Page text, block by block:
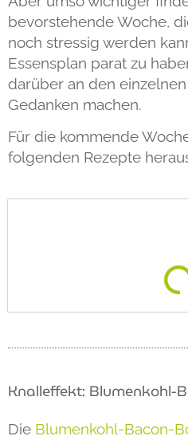
bevorstehende Woche,
noch stressig werden
Essensplan parat zu
darüber an den
Gedanken machen.
Für die kommende
folgenden Rezepte
Knalleffekt: Blumenkohl-
Die Blumenkohl-Bacon-